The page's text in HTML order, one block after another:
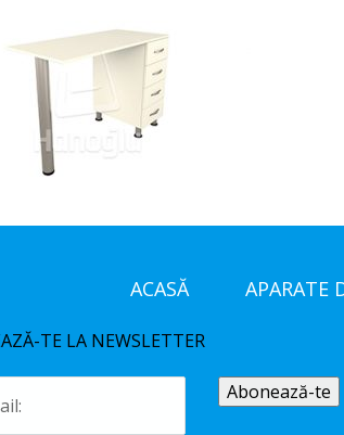
ACASĂ APARATE
TE LA NEWSLETTER